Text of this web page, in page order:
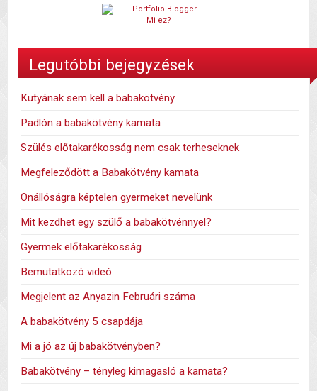
Mi ez?
Legutóbbi bejegyzések
Kutyának sem kell a babakötvény
Padlón a babakötvény kamata
Szülés előtakarékosság nem csak terheseknek
Megfeleződött a Babakötvény kamata
Önállóságra képtelen gyermeket nevelünk
Mit kezdhet egy szülő a babakötvénnyel?
Gyermek előtakarékosság
Bemutatkozó videó
Megjelent az Anyazin Februári száma
A babakötvény 5 csapdája
Mi a jó az új babakötvényben?
Babakötvény – tényleg kimagasló a kamata?